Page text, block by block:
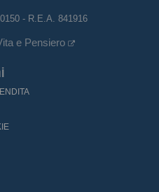
- R.E.A. 841916
e Pensiero